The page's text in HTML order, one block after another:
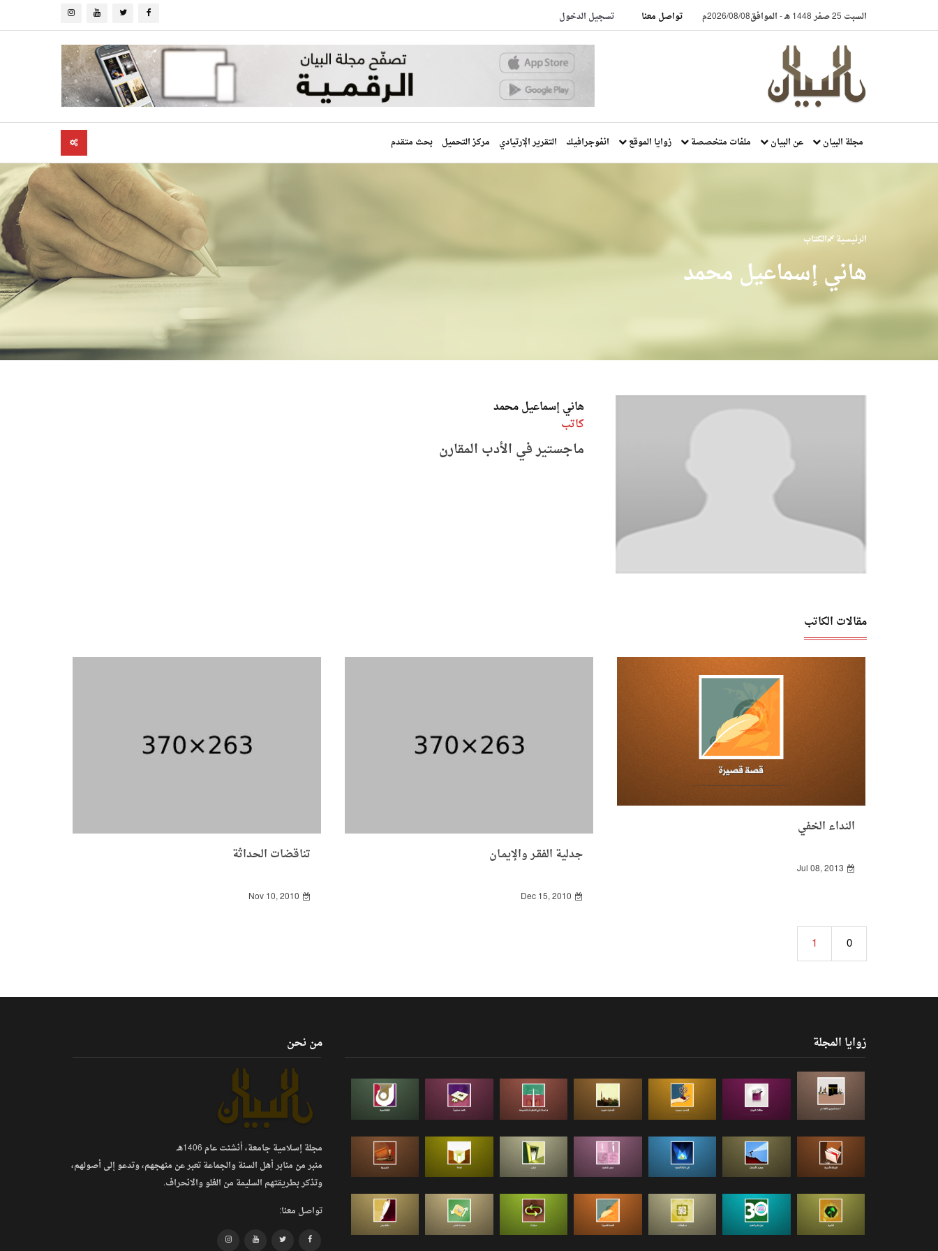
السبت 25 صفر 1448 هـ -الموافق2026/08/08م تواصل معنا تسجيل الدخول
مجلة البيان عن البيان ملفات متخصصة زوايا الموقع انفوجرافيك التقرير الإرتيادي مركز التحميل بحث متقدم
الرئيسية الكتاب
هاني إسماعيل محمد
هاني إسماعيل محمد
كاتب
ماجستير في الأدب المقارن
مقالات الكاتب
النداء الخفي
Jul 08, 2013
جدلية الفقـر والإيمـان
Dec 15, 2010
تناقضات الحداثة
Nov 10, 2010
0
1
زوايا المجلة من نحن
مجلة إسلامية جامعة، أنشئت عام 1406هـ.
منبر من منابر أهل السنة والجماعة تعبر عن منهجهم، وتدعو إلى أصولهم،
وتذكر بطريقتهم السليمة من الغلو والانحراف.
تواصل معنا: